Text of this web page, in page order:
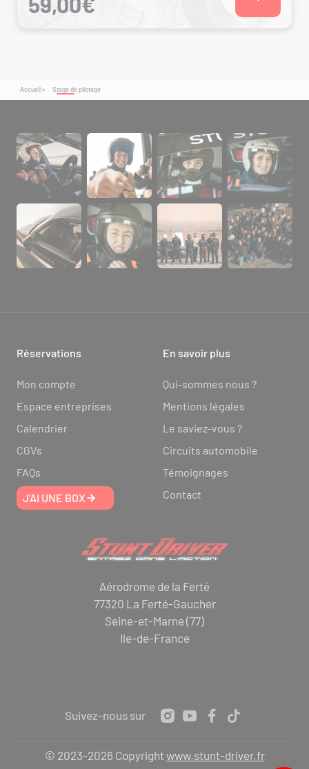
Accueil > Stage de pilotage
Réservations
Mon compte
Espace entreprises
Calendrier
CGVs
FAQs
J'AI UNE BOX
En savoir plus
Qui-sommes nous ?
Mentions légales
Le saviez-vous ?
Circuits automobile
Témoignages
Contact
Aérodrome de la Ferté
77320 La Ferté-Gaucher
Seine-et-Marne (77)
Ile-de-France
Suivez-nous sur
© 2023-2026 Copyrightwww.stunt-driver.fr